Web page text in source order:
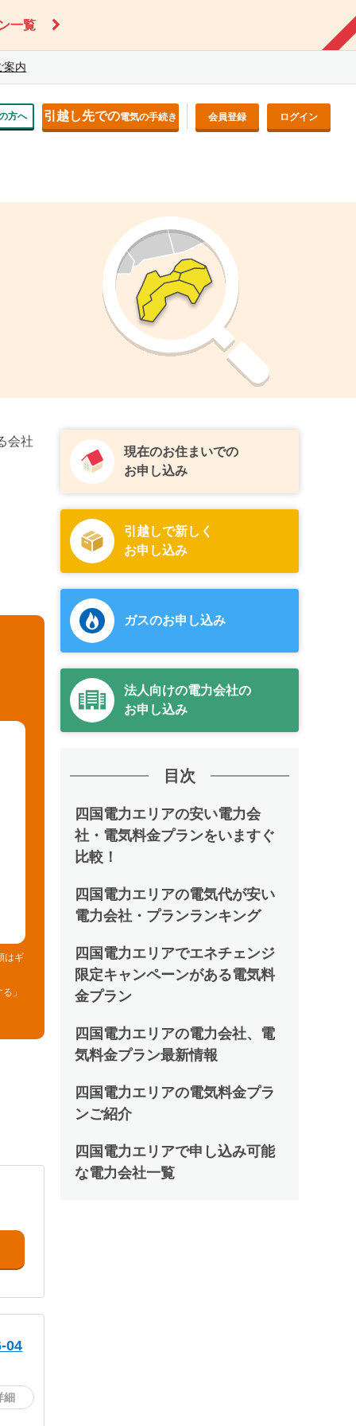
一覧
案内
方へ 引越し先での電気の手続き 会員登録 ログイン
会社
はギ
」
04
現在のお住まいでの
お申し込み
引越しで新しく
お申し込み
ガスのお申し込み
法人向けの電力会社の
お申し込み
目次
四国電力エリアの安い電力会
社・電気料金プランをいますぐ
比較！
四国電力エリアの電気代が安い
電力会社・プランランキング
四国電力エリアでエネチェンジ
限定キャンペーンがある電気料
金プラン
四国電力エリアの電力会社、電
気料金プラン最新情報
四国電力エリアの電気料金プラ
ンご紹介
四国電力エリアで申し込み可能
な電力会社一覧